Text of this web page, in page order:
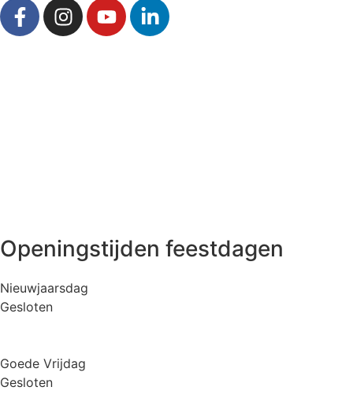
Openingstijden feestdagen
Nieuwjaarsdag
Gesloten
Goede Vrijdag
Gesloten